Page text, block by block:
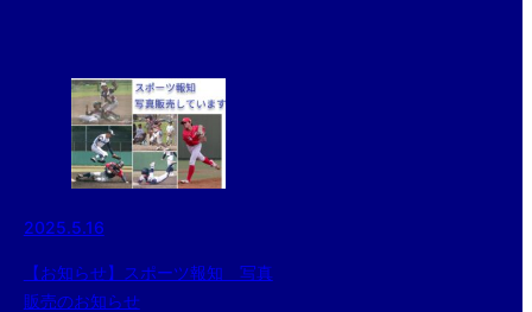
2025.5.16
【お知らせ】スポーツ報知 写真
販売のお知らせ